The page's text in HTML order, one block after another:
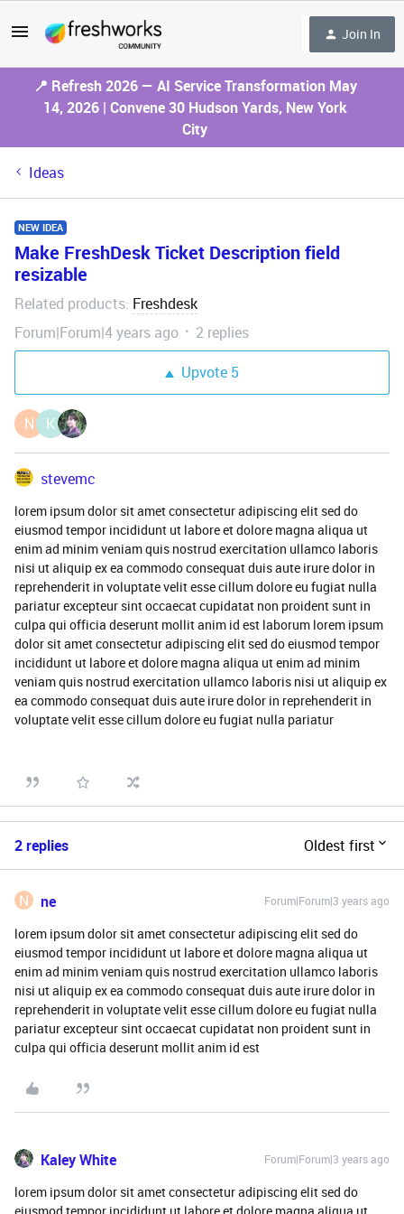
Join In
📍 Refresh 2026 — AI Service Transformation May
14, 2026 | Convene 30 Hudson Yards, New York
City
Ideas
NEW IDEA
Make FreshDesk Ticket Description field
resizable
Related products: Freshdesk
Forum|Forum|4 years ago
2 replies
Upvote 5
N K
stevemc
lorem ipsum dolor sit amet consectetur adipiscing elit sed do
eiusmod tempor incididunt ut labore et dolore magna aliqua ut
enim ad minim veniam quis nostrud exercitation ullamco laboris
nisi ut aliquip ex ea commodo consequat duis aute irure dolor in
reprehenderit in voluptate velit esse cillum dolore eu fugiat nulla
pariatur excepteur sint occaecat cupidatat non proident sunt in
culpa qui officia deserunt mollit anim id est laborum lorem ipsum
dolor sit amet consectetur adipiscing elit sed do eiusmod tempor
incididunt ut labore et dolore magna aliqua ut enim ad minim
veniam quis nostrud exercitation ullamco laboris nisi ut aliquip ex
ea commodo consequat duis aute irure dolor in reprehenderit in
voluptate velit esse cillum dolore eu fugiat nulla pariatur
2 replies Oldest first
N ne Forum|Forum|3 years ago
lorem ipsum dolor sit amet consectetur adipiscing elit sed do
eiusmod tempor incididunt ut labore et dolore magna aliqua ut
enim ad minim veniam quis nostrud exercitation ullamco laboris
nisi ut aliquip ex ea commodo consequat duis aute irure dolor in
reprehenderit in voluptate velit esse cillum dolore eu fugiat nulla
pariatur excepteur sint occaecat cupidatat non proident sunt in
culpa qui officia deserunt mollit anim id est
Kaley White Forum|Forum|3 years ago
lorem ipsum dolor sit amet consectetur adipiscing elit sed do